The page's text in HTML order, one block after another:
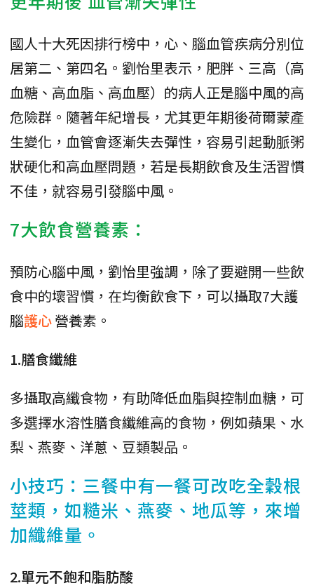
國人十大死因排行榜中，心、腦血管疾病分別位
居第二、第四名。劉怡里表示，肥胖、三高（高
血糖、高血脂、高血壓）的病人正是腦中風的高
危險群。隨著年紀增長，尤其更年期後荷爾蒙產
生變化，血管會逐漸失去彈性，容易引起動脈粥
狀硬化和高血壓問題，若是長期飲食及生活習慣
不佳，就容易引發腦中風。
7大飲食營養素：
預防心腦中風，劉怡里強調，除了要避開一些飲
食中的壞習慣，在均衡飲食下，可以攝取7大護
腦護心營養素。
1.膳食纖維
多攝取高纖食物，有助降低血脂與控制血糖，可
多選擇水溶性膳食纖維高的食物，例如蘋果、水
梨、燕麥、洋蔥、豆類製品。
小技巧：三餐中有一餐可改吃全穀根
莖類，如糙米、燕麥、地瓜等，來增
加纖維量。
2.單元不飽和脂肪酸